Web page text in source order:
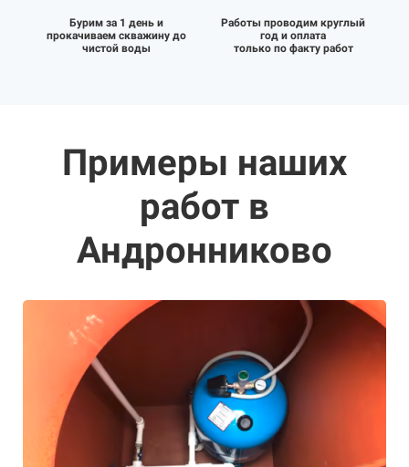
Бурим за 1 день и
прокачиваем скважину до
чистой воды
Работы проводим круглый
год и оплата
только по факту работ
Примеры наших
работ в
Андронниково